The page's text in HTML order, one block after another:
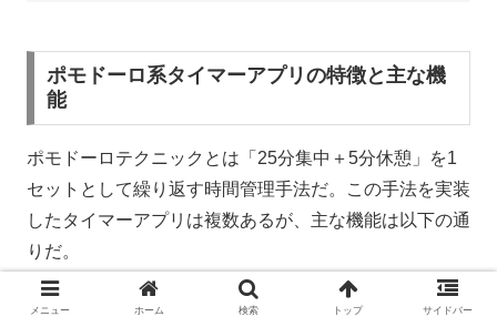
ポモドーロ系タイマーアプリの特徴と主な機
能
ポモドーロテクニックとは「25分集中＋5分休憩」を1
セットとして繰り返す時間管理手法だ。この手法を実装
したタイマーアプリは複数あるが、主な機能は以下の通
りだ。
25分集中＋5分休憩のサイクル管理：集中と休憩の
メニュー ホーム 検索 トップ サイドバー